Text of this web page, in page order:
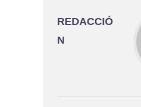
REDACCIÓ
N